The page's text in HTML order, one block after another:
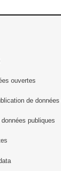
ouvertes
de
publiques